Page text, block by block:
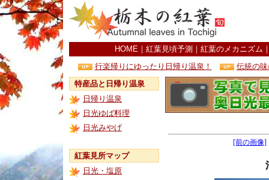
HOME ｜ 紅葉見頃予測 ｜ 紅葉のメカニズム
行楽帰りにゆったり日帰り温泉！
伝統の
特産品と日帰り温泉
日帰り温泉
日光ゆば料理
日光みやげ
紅葉見所マップ
日光・塩原
[前の画像]